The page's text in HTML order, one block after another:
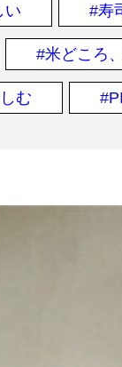
い 寿
米どころ
む